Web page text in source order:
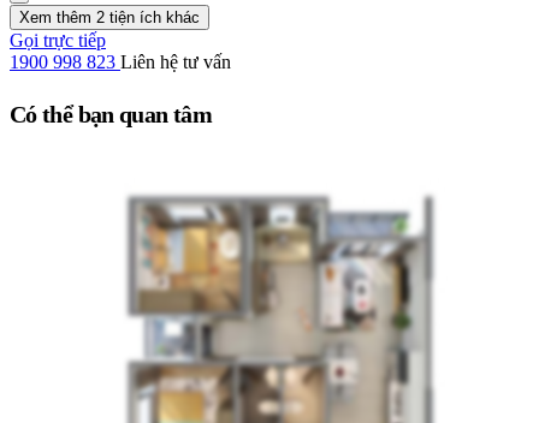
Xem thêm 2 tiện ích khác
Gọi trực tiếp
1900 998 823 Liên hệ tư vấn
Có thể bạn quan tâm